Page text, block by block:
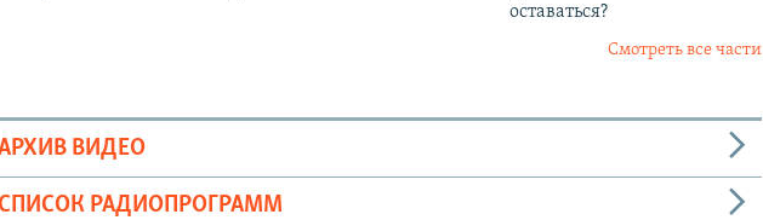
оставаться?
Смотреть все части
ВИДЕО
РАДИОПРОГРАММ